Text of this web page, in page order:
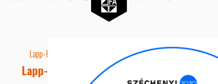
Lapp-Fa EUTR technikai azonosító száma: AA5849163
Lapp-fa Kft. Webshop Ügyfélszolgálat